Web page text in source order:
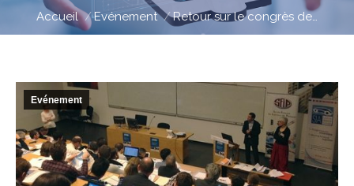
Accueil Evénement Retour sur le congrès de…
Evénement